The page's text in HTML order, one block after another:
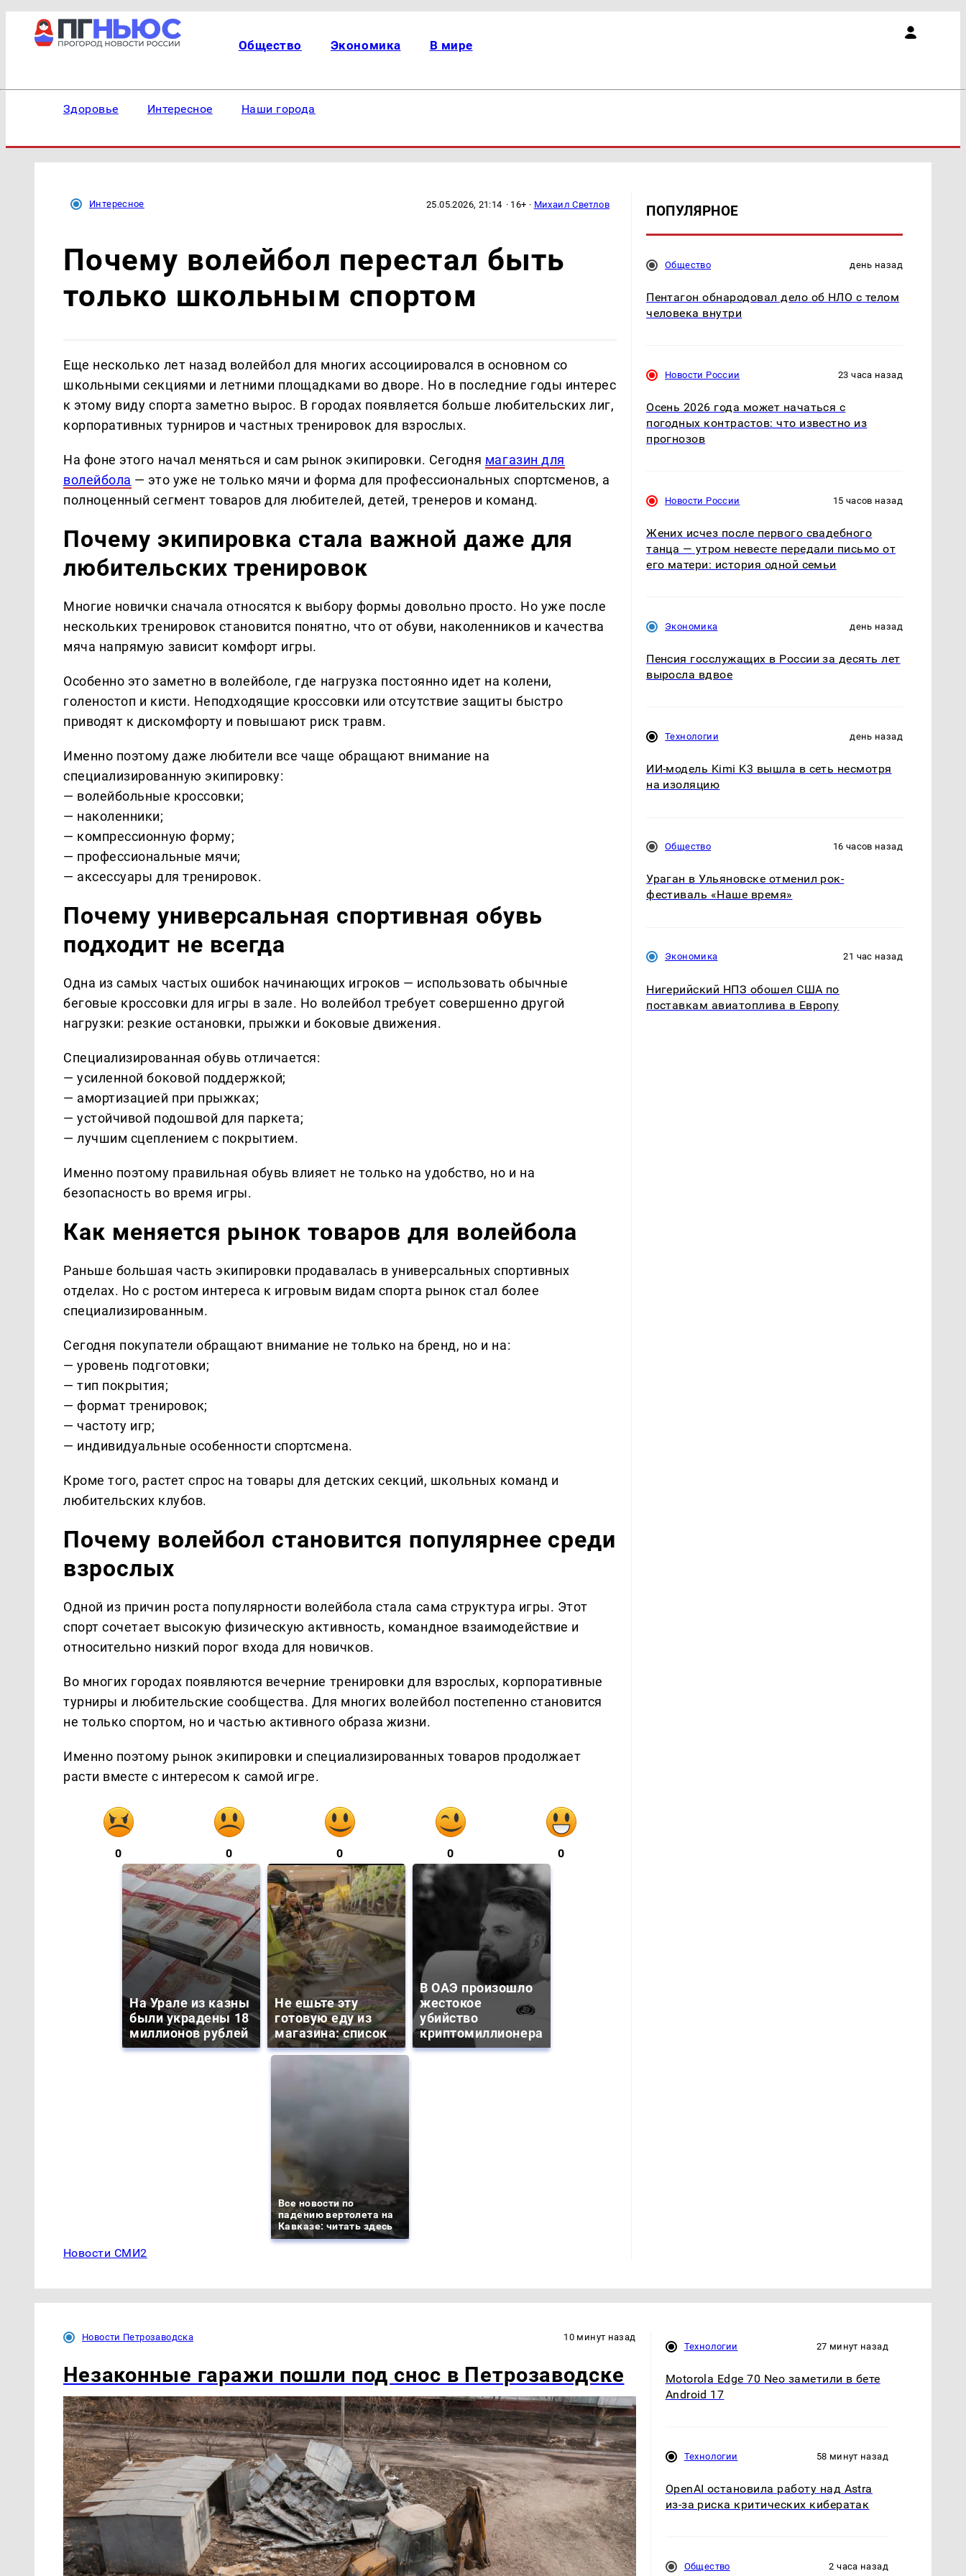
Общество Экономика В мире
Здоровье Интересное Наши города
Интересное 25.05.2026, 21:14 · 16+ · Михаил Светлов
Почему волейбол перестал быть
только школьным спортом
Еще несколько лет назад волейбол для многих ассоциировался в основном со
школьными секциями и летними площадками во дворе. Но в последние годы интерес
к этому виду спорта заметно вырос. В городах появляется больше любительских лиг,
корпоративных турниров и частных тренировок для взрослых.
На фоне этого начал меняться и сам рынок экипировки. Сегодня магазин для
волейбола — это уже не только мячи и форма для профессиональных спортсменов, а
полноценный сегмент товаров для любителей, детей, тренеров и команд.
Почему экипировка стала важной даже для
любительских тренировок
Многие новички сначала относятся к выбору формы довольно просто. Но уже после
нескольких тренировок становится понятно, что от обуви, наколенников и качества
мяча напрямую зависит комфорт игры.
Особенно это заметно в волейболе, где нагрузка постоянно идет на колени,
голеностоп и кисти. Неподходящие кроссовки или отсутствие защиты быстро
приводят к дискомфорту и повышают риск травм.
Именно поэтому даже любители все чаще обращают внимание на
специализированную экипировку:
— волейбольные кроссовки;
— наколенники;
— компрессионную форму;
— профессиональные мячи;
— аксессуары для тренировок.
Почему универсальная спортивная обувь
подходит не всегда
Одна из самых частых ошибок начинающих игроков — использовать обычные
беговые кроссовки для игры в зале. Но волейбол требует совершенно другой
нагрузки: резкие остановки, прыжки и боковые движения.
Специализированная обувь отличается:
— усиленной боковой поддержкой;
— амортизацией при прыжках;
— устойчивой подошвой для паркета;
— лучшим сцеплением с покрытием.
Именно поэтому правильная обувь влияет не только на удобство, но и на
безопасность во время игры.
Как меняется рынок товаров для волейбола
Раньше большая часть экипировки продавалась в универсальных спортивных
отделах. Но с ростом интереса к игровым видам спорта рынок стал более
специализированным.
Сегодня покупатели обращают внимание не только на бренд, но и на:
— уровень подготовки;
— тип покрытия;
— формат тренировок;
— частоту игр;
— индивидуальные особенности спортсмена.
Кроме того, растет спрос на товары для детских секций, школьных команд и
любительских клубов.
Почему волейбол становится популярнее среди
взрослых
Одной из причин роста популярности волейбола стала сама структура игры. Этот
спорт сочетает высокую физическую активность, командное взаимодействие и
относительно низкий порог входа для новичков.
Во многих городах появляются вечерние тренировки для взрослых, корпоративные
турниры и любительские сообщества. Для многих волейбол постепенно становится
не только спортом, но и частью активного образа жизни.
Именно поэтому рынок экипировки и специализированных товаров продолжает
расти вместе с интересом к самой игре.
0 0 0 0 0
На Урале из казны
были украдены 18
миллионов рублей
Не ешьте эту
готовую еду из
магазина: список
В ОАЭ произошло
жестокое
убийство
криптомиллионера
Все новости по
падению вертолета на
Кавказе: читать здесь
Новости СМИ2
ПОПУЛЯРНОЕ
Общество день назад
Пентагон обнародовал дело об НЛО с телом
человека внутри
Новости России 23 часа назад
Осень 2026 года может начаться с
погодных контрастов: что известно из
прогнозов
Новости России 15 часов назад
Жених исчез после первого свадебного
танца — утром невесте передали письмо от
его матери: история одной семьи
Экономика день назад
Пенсия госслужащих в России за десять лет
выросла вдвое
Технологии день назад
ИИ-модель Kimi K3 вышла в сеть несмотря
на изоляцию
Общество 16 часов назад
Ураган в Ульяновске отменил рок-
фестиваль «Наше время»
Экономика 21 час назад
Нигерийский НПЗ обошел США по
поставкам авиатоплива в Европу
Новости Петрозаводска 10 минут назад
Незаконные гаражи пошли под снос в Петрозаводске
Технологии 27 минут назад
Motorola Edge 70 Neo заметили в бете
Android 17
Технологии 58 минут назад
OpenAI остановила работу над Astra
из-за риска критических кибератак
Общество 2 часа назад